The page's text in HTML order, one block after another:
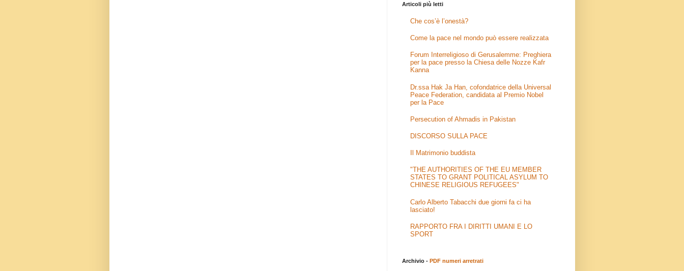
Articoli più letti
Che cos’è l’onestà?
Come la pace nel mondo può essere realizzata
Forum Interreligioso di Gerusalemme: Preghiera
per la pace presso la Chiesa delle Nozze Kafr
Kanna
Dr.ssa Hak Ja Han, cofondatrice della Universal
Peace Federation, candidata al Premio Nobel
per la Pace
Persecution of Ahmadis in Pakistan
DISCORSO SULLA PACE
Il Matrimonio buddista
"THE AUTHORITIES OF THE EU MEMBER
STATES TO GRANT POLITICAL ASYLUM TO
CHINESE RELIGIOUS REFUGEES"
Carlo Alberto Tabacchi due giorni fa ci ha
lasciato!
RAPPORTO FRA I DIRITTI UMANI E LO
SPORT
Archivio - PDF numeri arretrati